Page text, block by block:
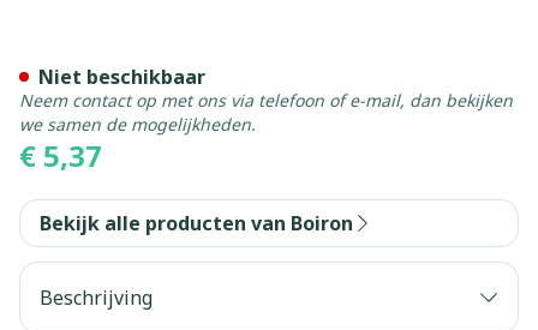
€ 5,37
Niet beschikbaar
Neem contact op met ons via telefoon of e-mail, dan bekijken
we samen de mogelijkheden.
Bekijk alle producten van Boiron
Beschrijving